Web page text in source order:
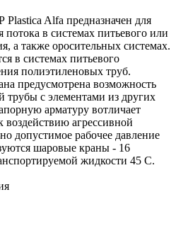
Alfa предназначен для
в системах питьевого или
а также оросительных системах.
в системах питьевого
полиэтиленовых труб.
предусмотрена возможность
трубы с элементами из других
арматуру вотличает
воздействию агрессивной
допустимое рабочее давление
шаровые краны - 16
жидкости 45 С.